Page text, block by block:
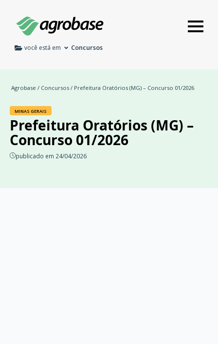
você está em Concursos
Agrobase / Concursos / Prefeitura Oratórios (MG) – Concurso 01/2026
MINAS GERAIS
Prefeitura Oratórios (MG) –
Concurso 01/2026
publicado em 24/04/2026